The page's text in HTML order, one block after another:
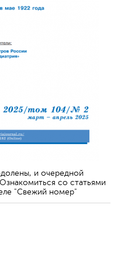
и очередной
со статьями
"Свежий номер"